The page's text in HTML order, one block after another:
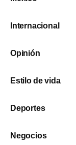
Internacional
Opinión
Estilo de vida
Deportes
Negocios